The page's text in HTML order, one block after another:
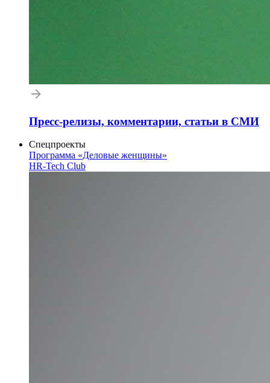
Пресс-релизы, комментарии, статьи в СМИ
Спецпроекты
Программа «Деловые женщины»
HR-Tech Club